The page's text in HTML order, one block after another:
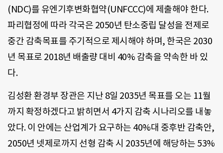
(NDC)를 유엔기후변화협약(UNFCCC)에 제출해야 한다.
파리협정에 따라 각국은 2050년 탄소중립 달성을 전제로
중간 감축목표를 주기적으로 제시해야 하며, 한국은 2030
년 목표로 2018년 배출량 대비 40% 감축을 약속한 바 있
다.
김성환 환경부 장관은 지난 8일 2035년 목표를 오는 11월
까지 확정하겠다고 밝히면서 4가지 감축 시나리오를 내놓
았다. 이 안에는 산업계가 요구하는 40%대 중후반 감축안,
2050년 넷제로까지 선형 감축 시 2035년에 해당하는 53%